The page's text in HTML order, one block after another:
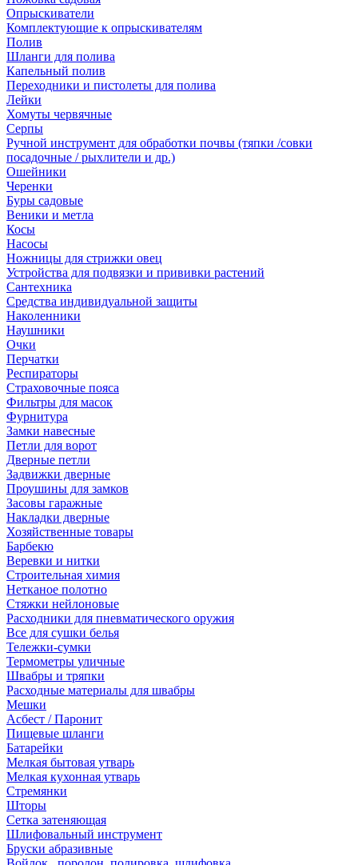
Опрыскиватели
Комплектующие к опрыскивателям
Полив
Шланги для полива
Капельный полив
Переходники и пистолеты для полива
Лейки
Хомуты червячные
Серпы
Ручной инструмент для обработки почвы (тяпки /совки
посадочные / рыхлители и др.)
Ошейники
Черенки
Буры садовые
Веники и метла
Косы
Насосы
Ножницы для стрижки овец
Устройства для подвязки и прививки растений
Сантехника
Средства индивидуальной защиты
Наколенники
Наушники
Очки
Перчатки
Респираторы
Страховочные пояса
Фильтры для масок
Фурнитура
Замки навесные
Петли для ворот
Дверные петли
Задвижки дверные
Проушины для замков
Засовы гаражные
Накладки дверные
Хозяйственные товары
Барбекю
Веревки и нитки
Строительная химия
Нетканое полотно
Стяжки нейлоновые
Расходники для пневматического оружия
Все для сушки белья
Тележки-сумки
Термометры уличные
Швабры и тряпки
Расходные материалы для швабры
Мешки
Асбест / Паронит
Пищевые шланги
Батарейки
Мелкая бытовая утварь
Мелкая кухонная утварь
Стремянки
Шторы
Сетка затеняющая
Шлифовальный инструмент
Бруски абразивные